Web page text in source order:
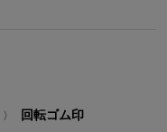
〉
回転ゴム印